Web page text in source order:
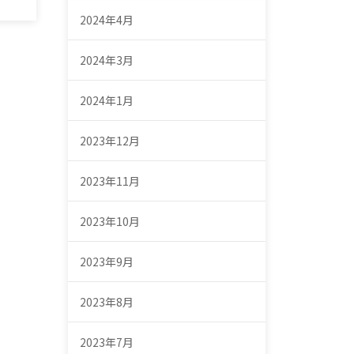
2024年4月
2024年3月
2024年1月
2023年12月
2023年11月
2023年10月
2023年9月
2023年8月
2023年7月